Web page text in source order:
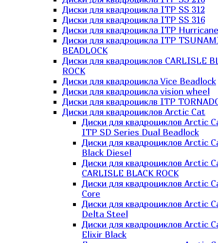
Диски для квадроцикла ITP SS 312
Диски для квадроцикла ITP SS 316
Диски для квадроцикла ITP Hurricane
Диски для квадроцикла ITP
BEADLOCK
Диски для квадроциклов CARLISLE
ROCK
Диски для квадроцикла Vice Beadlock
Диски для квадроцикла vision wheel
Диски для квадроциклв ITP
Диски для квадроциклов Arctic Cat
Диски для квадроциклов Arctic
ITP SD Series Dual Beadlock
Диски для квадроциклов Arctic
Black Diesel
Диски для квадроциклов Arctic
CARLISLE BLACK ROCK
Диски для квадроциклов Arctic
Core
Диски для квадроциклов Arctic
Delta Steel
Диски для квадроциклов Arctic
Elixir Black